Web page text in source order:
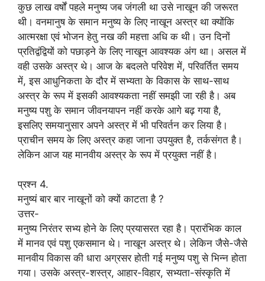
कुछ लाख वर्षों पहले मनुष्य जब जंगली था उसे नाखून की जरूरत
थी। वनमानुष के समान मनुष्य के लिए नाखून अस्त्र था क्योंकि
आत्मरक्षा एवं भोजन हेतु नख की महत्ता अधि क थी। उन दिनों
प्रतिद्वंद्वियों को पछाड़ने के लिए नाखून आवश्यक अंग था। असल में
वही उसके अस्त्र थे। आज के बदलते परिवेश में, परिवर्तित समय
में, इस आधुनिकता के दौर में सभ्यता के विकास के साथ-साथ
अस्त्र के रूप में इसकी आवश्यकता नहीं समझी जा रही है। अब
मनुष्य पशु के समान जीवनयापन नहीं करके आगे बढ़ गया है,
इसलिए समयानुसार अपने अस्त्र में भी परिवर्तन कर लिया है।
प्राचीन समय के लिए अस्त्र कहा जाना उपयुक्त है, तर्कसंगत है।
लेकिन आज यह मानवीय अस्त्र के रूप में प्रयुक्त नहीं है।
प्रश्न 4.
मनुष्यं बार बार नाखूनों को क्यों काटता है ?
उत्तर-
मनुष्य निरंतर सभ्य होने के लिए प्रयासरत रहा है। प्रारंभिक काल
में मानव एवं पशु एकसमान थे। नाखून अस्त्र थे। लेकिन जैसे-जैसे
मानवीय विकास की धारा अग्रसर होती गई मनुष्य पशु से भिन्न होता
गया। उसके अस्त्र-शस्त्र, आहार-विहार, सभ्यता-संस्कृति में